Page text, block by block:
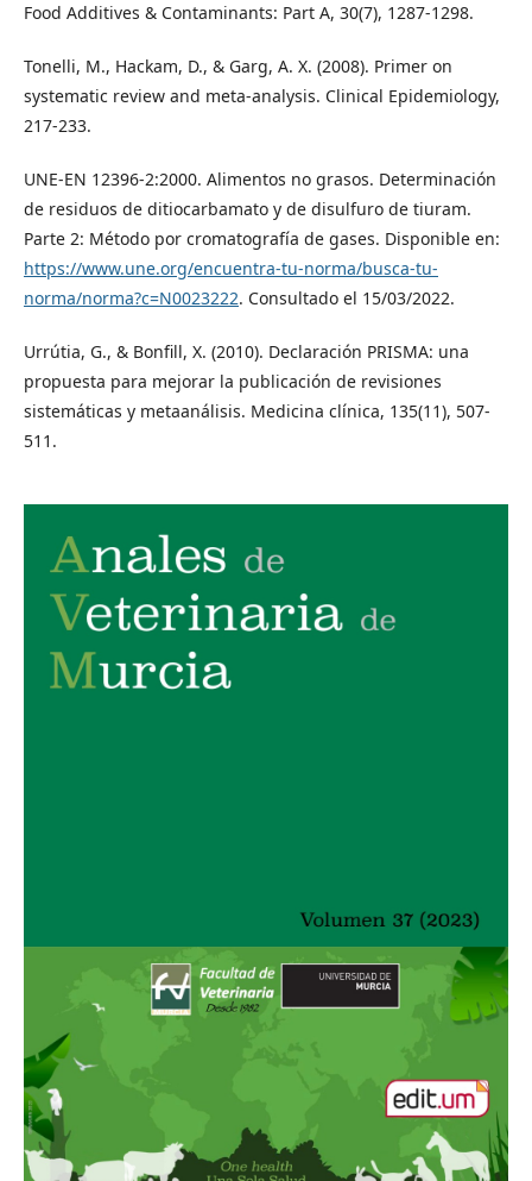
Food Additives & Contaminants: Part A, 30(7), 1287-1298.
Tonelli, M., Hackam, D., & Garg, A. X. (2008). Primer on
systematic review and meta-analysis. Clinical Epidemiology,
217-233.
UNE-EN 12396-2:2000. Alimentos no grasos. Determinación
de residuos de ditiocarbamato y de disulfuro de tiuram.
Parte 2: Método por cromatografía de gases. Disponible en:
https://www.une.org/encuentra-tu-norma/busca-tu-
norma/norma?c=N0023222. Consultado el 15/03/2022.
Urrútia, G., & Bonfill, X. (2010). Declaración PRISMA: una
propuesta para mejorar la publicación de revisiones
sistemáticas y metaanálisis. Medicina clínica, 135(11), 507-
511.